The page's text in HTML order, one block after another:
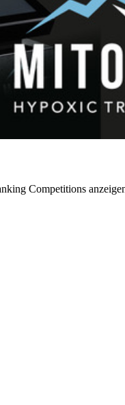
Competitions